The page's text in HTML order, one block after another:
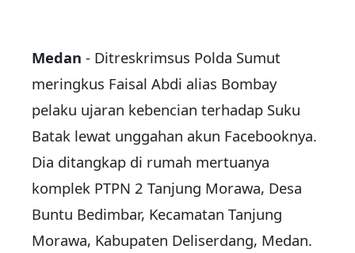
Medan - Ditreskrimsus Polda Sumut
meringkus Faisal Abdi alias Bombay
pelaku ujaran kebencian terhadap Suku
Batak lewat unggahan akun Facebooknya.
Dia ditangkap di rumah mertuanya
komplek PTPN 2 Tanjung Morawa, Desa
Buntu Bedimbar, Kecamatan Tanjung
Morawa, Kabupaten Deliserdang, Medan.